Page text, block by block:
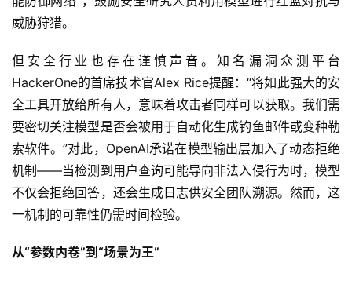
技
威胁狩猎。
但安全行业也存在谨慎声音。知名漏洞众测平台
HackerOne的首席技术官Alex Rice提醒：“将如此强大的安
全工具开放给所有人，意味着攻击者同样可以获取。我们需
要密切关注模型是否会被用于自动化生成钓鱼邮件或变种勒
索软件。”对此，OpenAI承诺在模型输出层加入了动态拒绝
机制——当检测到用户查询可能导向非法入侵行为时，模型
不仅会拒绝回答，还会生成日志供安全团队溯源。然而，这
一机制的可靠性仍需时间检验。
从“参数内卷”到“场景为王”